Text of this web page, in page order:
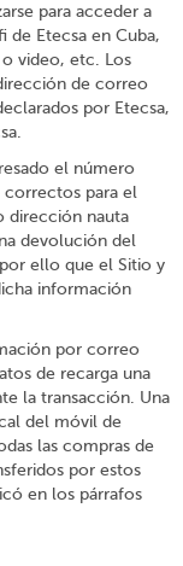
para acceder a
de Etecsa en Cuba,
o video, etc. Los
de correo
por Etecsa,
el número
para el
dirección nauta
devolución del
ello que el Sitio y
información
por correo
de recarga una
la transacción. Una
del móvil de
las compras de
por estos
en los párrafos